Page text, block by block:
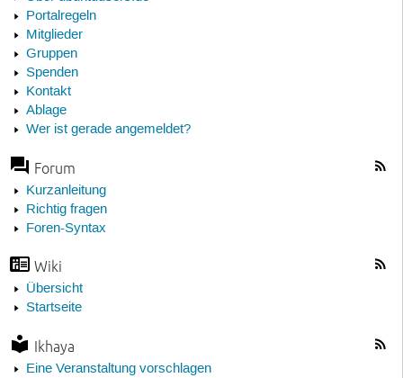
Portalregeln
Mitglieder
Gruppen
Spenden
Kontakt
Ablage
Wer ist gerade angemeldet?
Forum
Kurzanleitung
Richtig fragen
Foren-Syntax
Wiki
Übersicht
Startseite
Ikhaya
Eine Veranstaltung vorschlagen